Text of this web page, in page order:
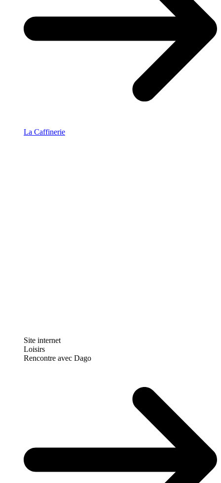
La Caffinerie
Site internet
Loisirs
Rencontre avec Dago